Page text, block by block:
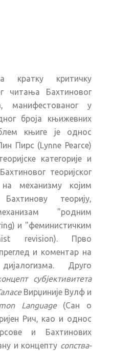
кратку критичку
читања Бахтиновог
манифестованог у
броја књижевних
књиге је однос
Пирс (Lynne Pearce)
категорије и
теоријског
механизму којим
теорију,
"родним
и "феминистичким
revision). Прво
и коментар на
Друго
субјективитета
Вирџиније Вулф и
Language (Сан о
Рич, као и однос
и Бахтинових
и концепту сопства-